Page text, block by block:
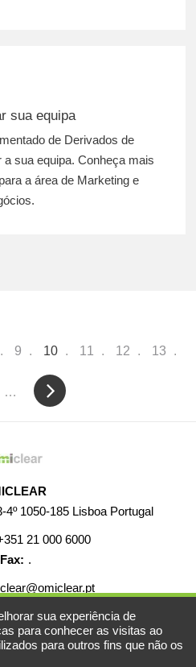
sua equipa
de Derivados de
sua equipa. Conheça mais
a área de Marketing e
Página
9
Current
page
10 Página
11 Página
12 Página
13
…
4º 1050-185 Lisboa Portugal
21 000 6000
Fax: .
CARREIRAS
MAPA WEB
LEGAL
sua experiência de
para conhecer as visitas ao
para outros fins que não os